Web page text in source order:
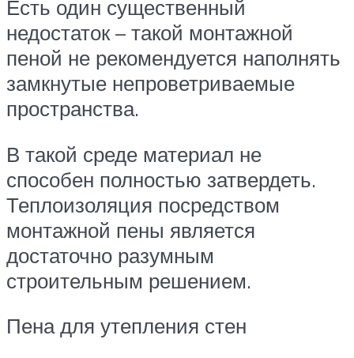
Есть один существенный
недостаток – такой монтажной
пеной не рекомендуется наполнять
замкнутые непроветриваемые
пространства.
В такой среде материал не
способен полностью затвердеть.
Теплоизоляция посредством
монтажной пены является
достаточно разумным
строительным решением.
Пена для утепления стен